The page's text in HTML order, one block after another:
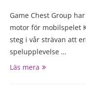
Game Chest Group
motor för mobilspelet
steg i vår strävan att
spelupplevelse …
Läs mera